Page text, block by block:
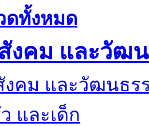
ดทั้งหมด
งคม และวัฒ
และเด็ก